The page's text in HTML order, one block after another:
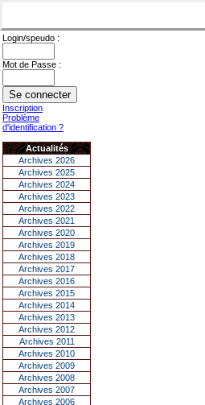
Login/speudo :
Mot de Passe :
Inscription
Problème
d'identification ?
Actualités
Archives 2026
Archives 2025
Archives 2024
Archives 2023
Archives 2022
Archives 2021
Archives 2020
Archives 2019
Archives 2018
Archives 2017
Archives 2016
Archives 2015
Archives 2014
Archives 2013
Archives 2012
Archives 2011
Archives 2010
Archives 2009
Archives 2008
Archives 2007
Archives 2006